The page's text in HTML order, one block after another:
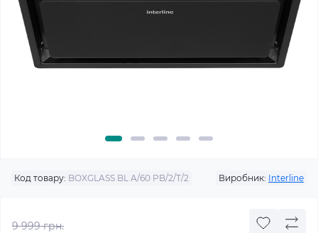
Код товару: BOXGLASS BL A/60 PB/2/T/2 Виробник: Interline
9 999 грн.